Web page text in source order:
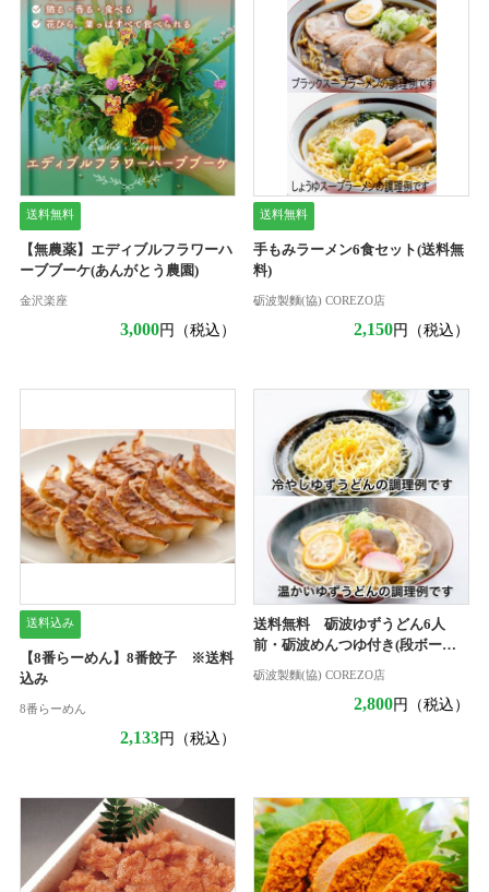
送料無料
【無農薬】エディブルフラワーハ
ーブブーケ(あんがとう農園)
金沢楽座
3,000円（税込）
送料無料
手もみラーメン6食セット(送料無
料)
砺波製麵(協) COREZO店
2,150円（税込）
送料込み
【8番らーめん】8番餃子 ※送料
込み
8番らーめん
2,133円（税込）
送料無料 砺波ゆずうどん6人
前・砺波めんつゆ付き(段ボール
砺波製麵(協) COREZO店
2,800円（税込）